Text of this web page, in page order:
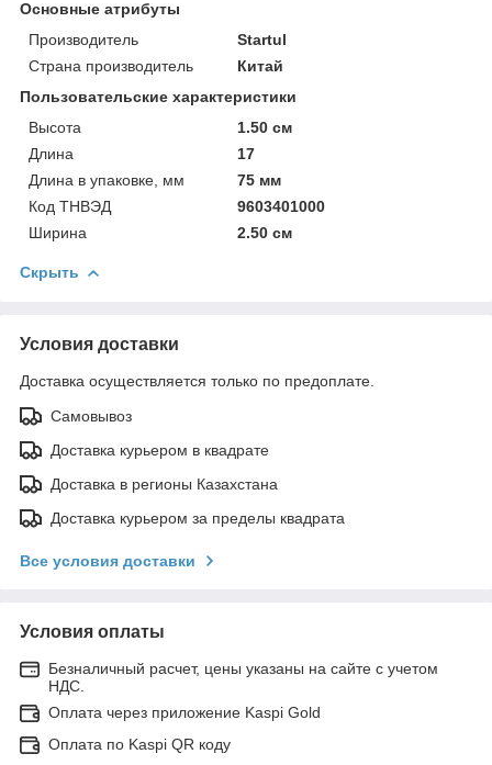
Основные атрибуты
Производитель
Startul
Страна производитель
Китай
Пользовательские характеристики
Высота
1.50 см
Длина
17
Длина в упаковке, мм
75 мм
Код ТНВЭД
9603401000
Ширина
2.50 см
Скрыть
Условия доставки
Доставка осуществляется только по предоплате.
Самовывоз
Доставка курьером в квадрате
Доставка в регионы Казахстана
Доставка курьером за пределы квадрата
Все условия доставки
Условия оплаты
Безналичный расчет, цены указаны на сайте с учетом
НДС.
Оплата через приложение Kaspi Gold
Оплата по Kaspi QR коду